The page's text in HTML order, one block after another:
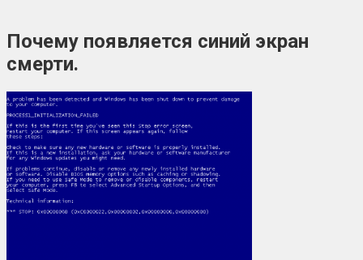
Почему появляется синий экран
смерти.